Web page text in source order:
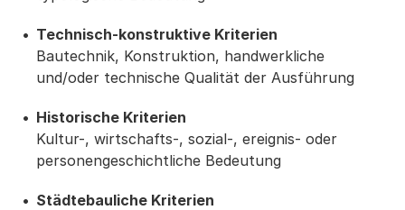
Technisch-konstruktive Kriterien
Bautechnik, Konstruktion, handwerkliche
und/oder technische Qualität der Ausführung
Historische Kriterien
Kultur-, wirtschafts-, sozial-, ereignis- oder
personengeschichtliche Bedeutung
Städtebauliche Kriterien